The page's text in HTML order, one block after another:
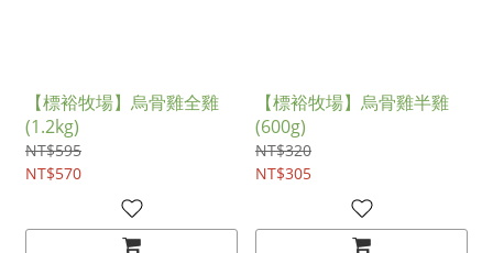
【標裕牧場】烏骨雞全雞
(1.2kg)
NT$595
NT$570
【標裕牧場】烏骨雞半雞
(600g)
NT$320
NT$305